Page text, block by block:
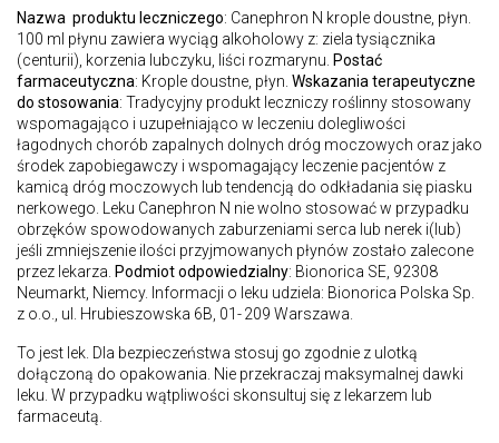
Nazwa produktu leczniczego: Canephron N krople doustne, płyn.
100 ml płynu zawiera wyciąg alkoholowy z: ziela tysiącznika
(centurii), korzenia lubczyku, liści rozmarynu. Postać
farmaceutyczna: Krople doustne, płyn. Wskazania terapeutyczne
do stosowania: Tradycyjny produkt leczniczy roślinny stosowany
wspomagająco i uzupełniająco w leczeniu dolegliwości
łagodnych chorób zapalnych dolnych dróg moczowych oraz jako
środek zapobiegawczy i wspomagający leczenie pacjentów z
kamicą dróg moczowych lub tendencją do odkładania się piasku
nerkowego. Leku Canephron N nie wolno stosować w przypadku
obrzęków spowodowanych zaburzeniami serca lub nerek i(lub)
jeśli zmniejszenie ilości przyjmowanych płynów zostało zalecone
przez lekarza. Podmiot odpowiedzialny: Bionorica SE, 92308
Neumarkt, Niemcy. Informacji o leku udziela: Bionorica Polska Sp.
z o.o., ul. Hrubieszowska 6B, 01- 209 Warszawa.
To jest lek. Dla bezpieczeństwa stosuj go zgodnie z ulotką
dołączoną do opakowania. Nie przekraczaj maksymalnej dawki
leku. W przypadku wątpliwości skonsultuj się z lekarzem lub
farmaceutą.